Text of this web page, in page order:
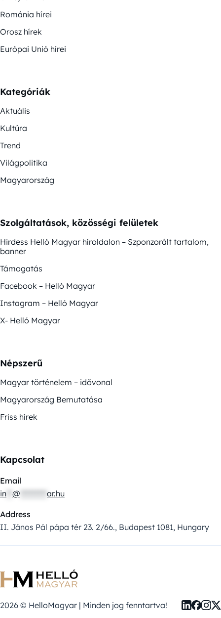
Románia hírei
Orosz hírek
Európai Unió hírei
Kategóriák
Aktuális
Kultúra
Trend
Világpolitika
Magyarország
Szolgáltatások, közösségi felületek
Hirdess Helló Magyar híroldalon – Szponzorált tartalom,
banner
Támogatás
Facebook – Helló Magyar
Instagram – Helló Magyar
X- Helló Magyar
Népszerű
Magyar történelem – idővonal
Magyarország Bemutatása
Friss hírek
Kapcsolat
Email
in @ ar.hu
Address
II. János Pál pápa tér 23. 2/66., Budapest 1081, Hungary
2026 © HelloMagyar | Minden jog fenntartva!